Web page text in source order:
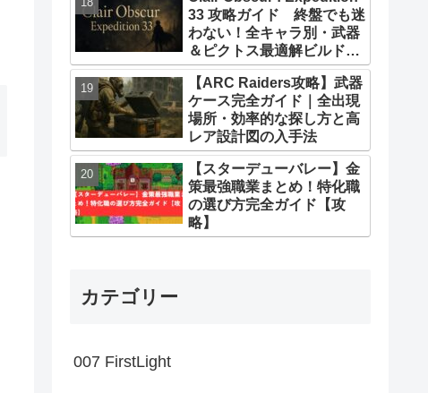
33 攻略ガイド 終盤でも迷
わない！全キャラ別・武器
＆ピクトス最適解ビルドま
とめ
【ARC Raiders攻略】武器
ケース完全ガイド｜全出現
場所・効率的な探し方と高
レア設計図の入手法
【スターデューバレー】金
策最強職業まとめ！特化職
の選び方完全ガイド【攻
略】
カテゴリー
007 FirstLight